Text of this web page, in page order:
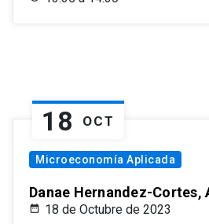
18 OCT
Microeconomía Aplicada
Danae Hernandez-Cortes,
18 de Octubre de 2023